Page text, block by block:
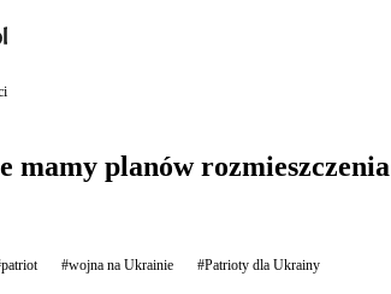
mamy planów
#wojna na Ukrainie #Patrioty dla Ukrainy